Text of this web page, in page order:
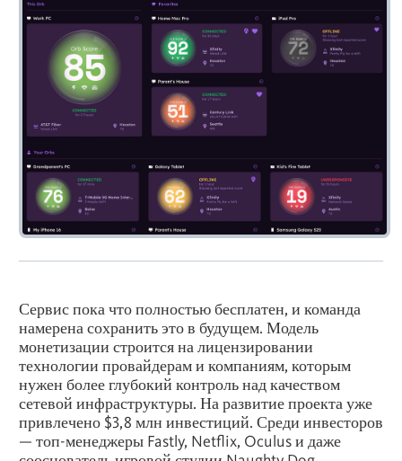
Сервис пока что полностью бесплатен, и команда
намерена сохранить это в будущем. Модель
монетизации строится на лицензировании
технологии провайдерам и компаниям, которым
нужен более глубокий контроль над качеством
сетевой инфраструктуры. На развитие проекта уже
привлечено $3,8 млн инвестиций. Среди инвесторов
— топ-менеджеры Fastly, Netflix, Oculus и даже